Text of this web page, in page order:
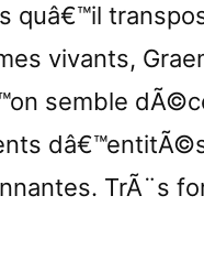
quâ€™il
vivants,
semble
TrÃ¨s